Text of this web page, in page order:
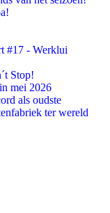
#17 - Werklui
Stop!
mei 2026
als oudste
ter wereld